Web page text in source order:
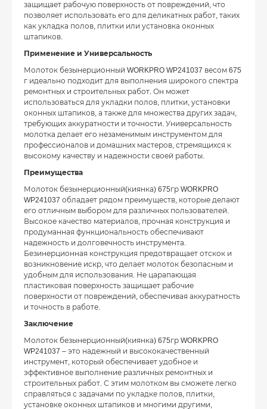
защищает рабочую поверхность от повреждений, что
позволяет использовать его для деликатных работ, таких
как укладка полов, плитки или установка оконных
штапиков.
Применение и Универсальность
Молоток безынерционный WORKPRO WP241037 весом 675
г идеально подходит для выполнения широкого спектра
ремонтных и строительных работ. Он может
использоваться для укладки полов, плитки, установки
оконных штапиков, а также для множества других задач,
требующих аккуратности и точности. Универсальность
молотка делает его незаменимым инструментом для
профессионалов и домашних мастеров, стремящихся к
высокому качеству и надежности своей работы.
Преимущества
Молоток безынерционный(киянка) 675гр WORKPRO
WP241037 обладает рядом преимуществ, которые делают
его отличным выбором для различных пользователей.
Высокое качество материалов, прочная конструкция и
продуманная функциональность обеспечивают
надежность и долговечность инструмента.
Безинерционная конструкция предотвращает отскок и
возникновение искр, что делает молоток безопасным и
удобным для использования. Не царапающая
пластиковая поверхность защищает рабочие
поверхности от повреждений, обеспечивая аккуратность
и точность в работе.
Заключение
Молоток безынерционный(киянка) 675гр WORKPRO
WP241037 – это надежный и высококачественный
инструмент, который обеспечивает удобное и
эффективное выполнение различных ремонтных и
строительных работ. С этим молотком вы сможете легко
справляться с задачами по укладке полов, плитки,
установке оконных штапиков и многими другими,